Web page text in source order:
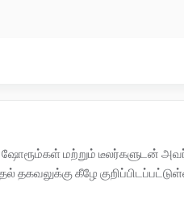
மற்றும் டீலர்களுடன்
கீழே